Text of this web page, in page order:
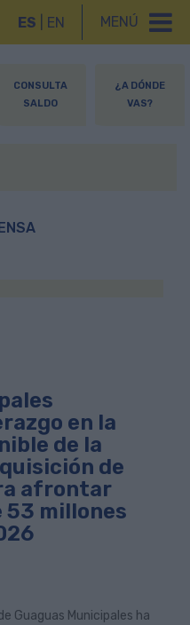
MENÚ
ES EN
CONSULTA
SALDO
¿A DÓNDE
VAS?
en la
de la
de
afrontar
53 millones
Guaguas Municipales ha